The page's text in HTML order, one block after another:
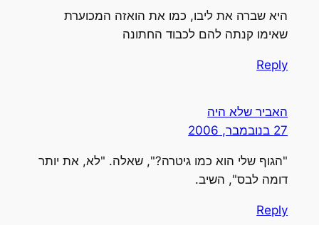
היא שברה את ליבו, כמו את הואזה המכוערת
שאימו קנתה להם לכבוד החתונה
Reply
האביר שלא היה
27 בנובמבר, 2006
"הגוף שלי הוא כמו גיטרה?", שאלה. "לא, את יותר
דומה לבס", השיב.
Reply